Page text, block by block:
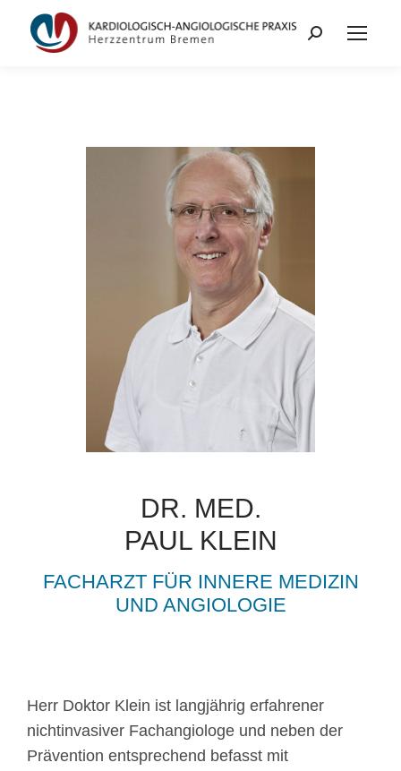
DR. MED.
PAUL KLEIN
FACHARZT FÜR INNERE MEDIZIN
UND ANGIOLOGIE
Herr Doktor Klein ist langjährig erfahrener
nichtinvasiver Fachangiologe und neben der
Prävention entsprechend befasst mit